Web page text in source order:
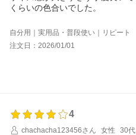
くらいの色合いでした。
自分用｜実用品・普段使い｜リピート
注文日：2026/01/01
4
chachacha123456さん
女性
30代